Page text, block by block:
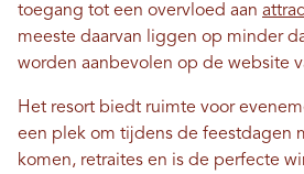
toegang tot een overvloed aan
meeste daarvan liggen op minder
worden aanbevolen op de website
Het resort biedt ruimte voor
een plek om tijdens de feestdagen
komen, retraites en is de perfecte